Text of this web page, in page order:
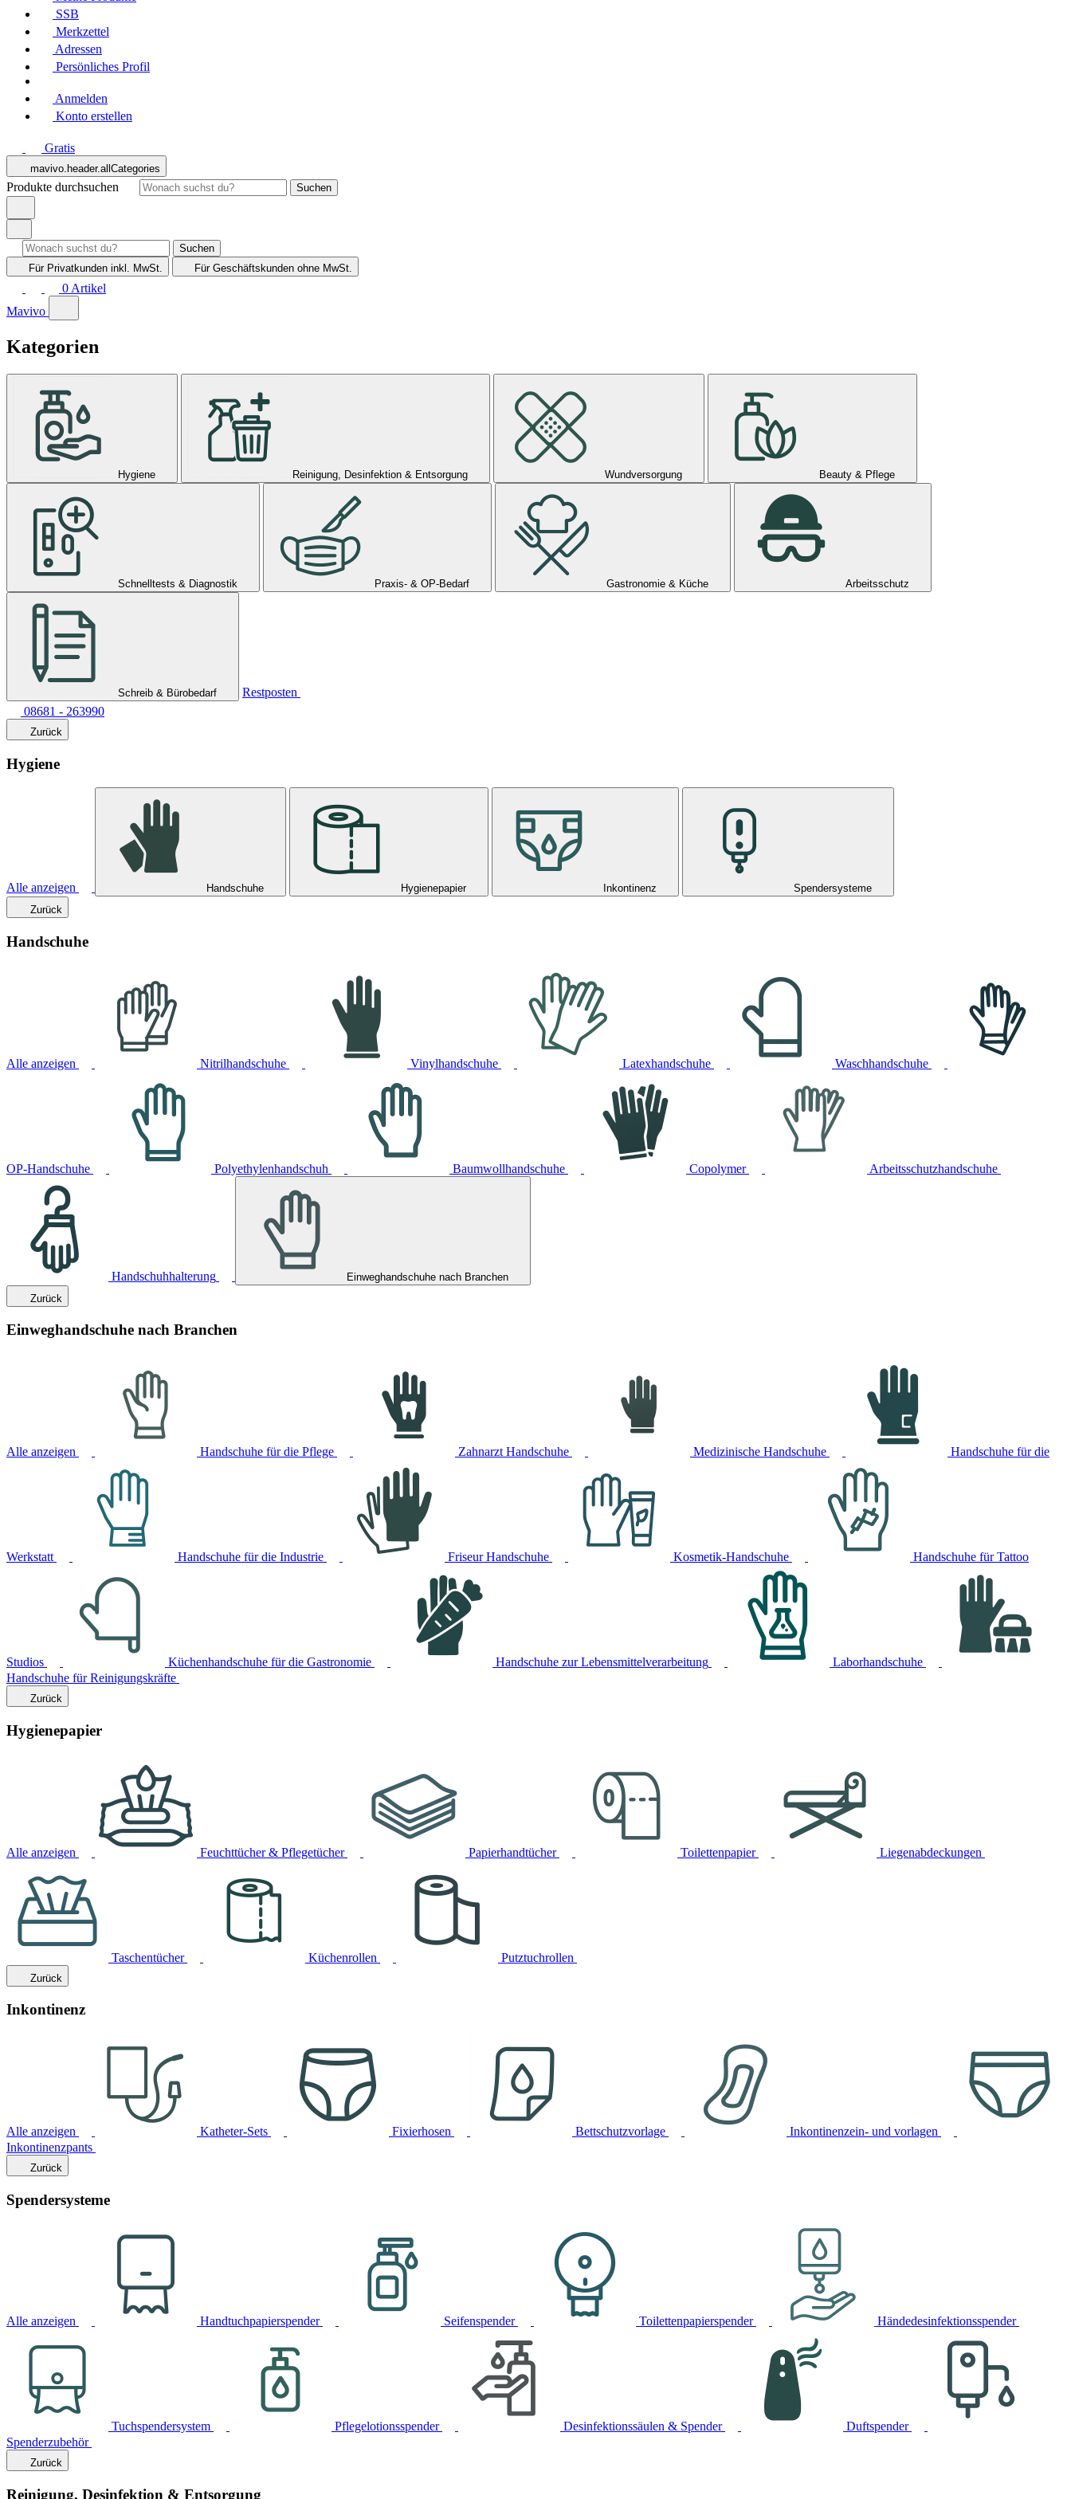
SSB
Merkzettel
Adressen
Persönliches Profil
Anmelden
Konto erstellen
Gratis
mavivo.header.allCategories
Produkte durchsuchen Suchen
Suchen
Für Privatkunden inkl. MwSt. Für Geschäftskunden ohne MwSt.
0 Artikel
Mavivo
Kategorien
Hygiene Reinigung, Desinfektion & Entsorgung Wundversorgung Beauty & Pflege
Schnelltests & Diagnostik Praxis- & OP-Bedarf Gastronomie & Küche Arbeitsschutz
Schreib & Bürobedarf
Restposten
08681 - 263990
Zurück
Hygiene
Alle anzeigen Handschuhe Hygienepapier Inkontinenz
Spendersysteme
Zurück
Handschuhe
Alle anzeigen Nitrilhandschuhe Vinylhandschuhe Latexhandschuhe Waschhandschuhe
OP-Handschuhe Polyethylenhandschuh Baumwollhandschuhe Copolymer Arbeitsschutzhandschuhe
Handschuhhalterung
Einweghandschuhe nach Branchen
Zurück
Einweghandschuhe nach Branchen
Alle anzeigen Handschuhe für die Pflege Zahnarzt Handschuhe Medizinische Handschuhe Handschuhe für die
Werkstatt Handschuhe für die Industrie Friseur Handschuhe Kosmetik-Handschuhe Handschuhe für Tattoo
Studios Küchenhandschuhe für die Gastronomie Handschuhe zur Lebensmittelverarbeitung
Laborhandschuhe
Handschuhe für Reinigungskräfte
Zurück
Hygienepapier
Alle anzeigen Feuchttücher & Pflegetücher Papierhandtücher Toilettenpapier Liegenabdeckungen
Taschentücher Küchenrollen Putztuchrollen
Zurück
Inkontinenz
Alle anzeigen Katheter-Sets Fixierhosen Bettschutzvorlage
Inkontinenzein- und vorlagen
Inkontinenzpants
Zurück
Spendersysteme
Alle anzeigen Handtuchpapierspender Seifenspender Toilettenpapierspender Händedesinfektionsspender
Tuchspendersystem Pflegelotionsspender Desinfektionssäulen & Spender
Duftspender
Spenderzubehör
Zurück
Reinigung, Desinfektion & Entsorgung